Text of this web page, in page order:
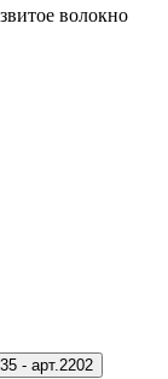
волокно
- арт.2202